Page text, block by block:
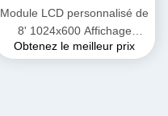
Module LCD personnalisé de
8' 1024x600 Affichage
500cd/M2 sans TSP
Obtenez le meilleur prix